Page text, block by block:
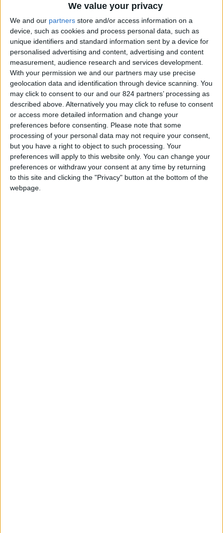
We value your privacy
We and our partners store and/or access information on a
device, such as cookies and process personal data, such as
unique identifiers and standard information sent by a device for
personalised advertising and content, advertising and content
measurement, audience research and services development.
With your permission we and our partners may use precise
geolocation data and identification through device scanning. You
may click to consent to our and our 824 partners’ processing as
described above. Alternatively you may click to refuse to consent
or access more detailed information and change your
preferences before consenting. Please note that some
processing of your personal data may not require your consent,
but you have a right to object to such processing. Your
preferences will apply to this website only. You can change your
preferences or withdraw your consent at any time by returning
to this site and clicking the "Privacy" button at the bottom of the
webpage.
ma solo per chi possiede i requisiti giusti per una
vita davvero alternativa.
EdElena e suo maritoavevano da tempo voglia
di cambiare il loro stile di vita. Grazie a un
romanzo, scoprono questo incantevole
arcipelago in cui sole, il sorriso della gente e il
profumo del mare regnano incontrastati. L’Italia?
Solo un lontano ricordo.